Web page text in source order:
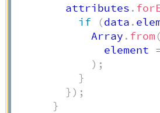
        attributes
.
if
(data .
            Array
. from (
element
) ;
}
}) ;
}